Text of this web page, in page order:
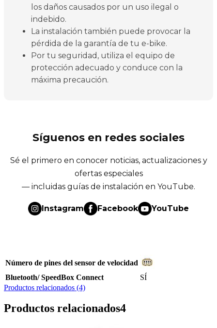
los daños causados por un uso ilegal o
indebido.
La instalación también puede provocar la
pérdida de la garantía de tu e-bike.
Por tu seguridad, utiliza el equipo de
protección adecuado y conduce con la
máxima precaución.
Síguenos en redes sociales
Sé el primero en conocer noticias, actualizaciones y
ofertas especiales
— incluidas guías de instalación en YouTube.
Instagram Facebook YouTube
Número de pines del sensor de velocidad
Bluetooth/ SpeedBox Connect
SÍ
Productos relacionados (4)
Productos relacionados4